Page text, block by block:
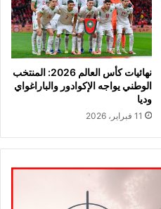
نهائيات كأس العالم 2026: المنتخب
الوطني يواجه الإكوادور والباراغواي
وديا
11 فبراير، 2026